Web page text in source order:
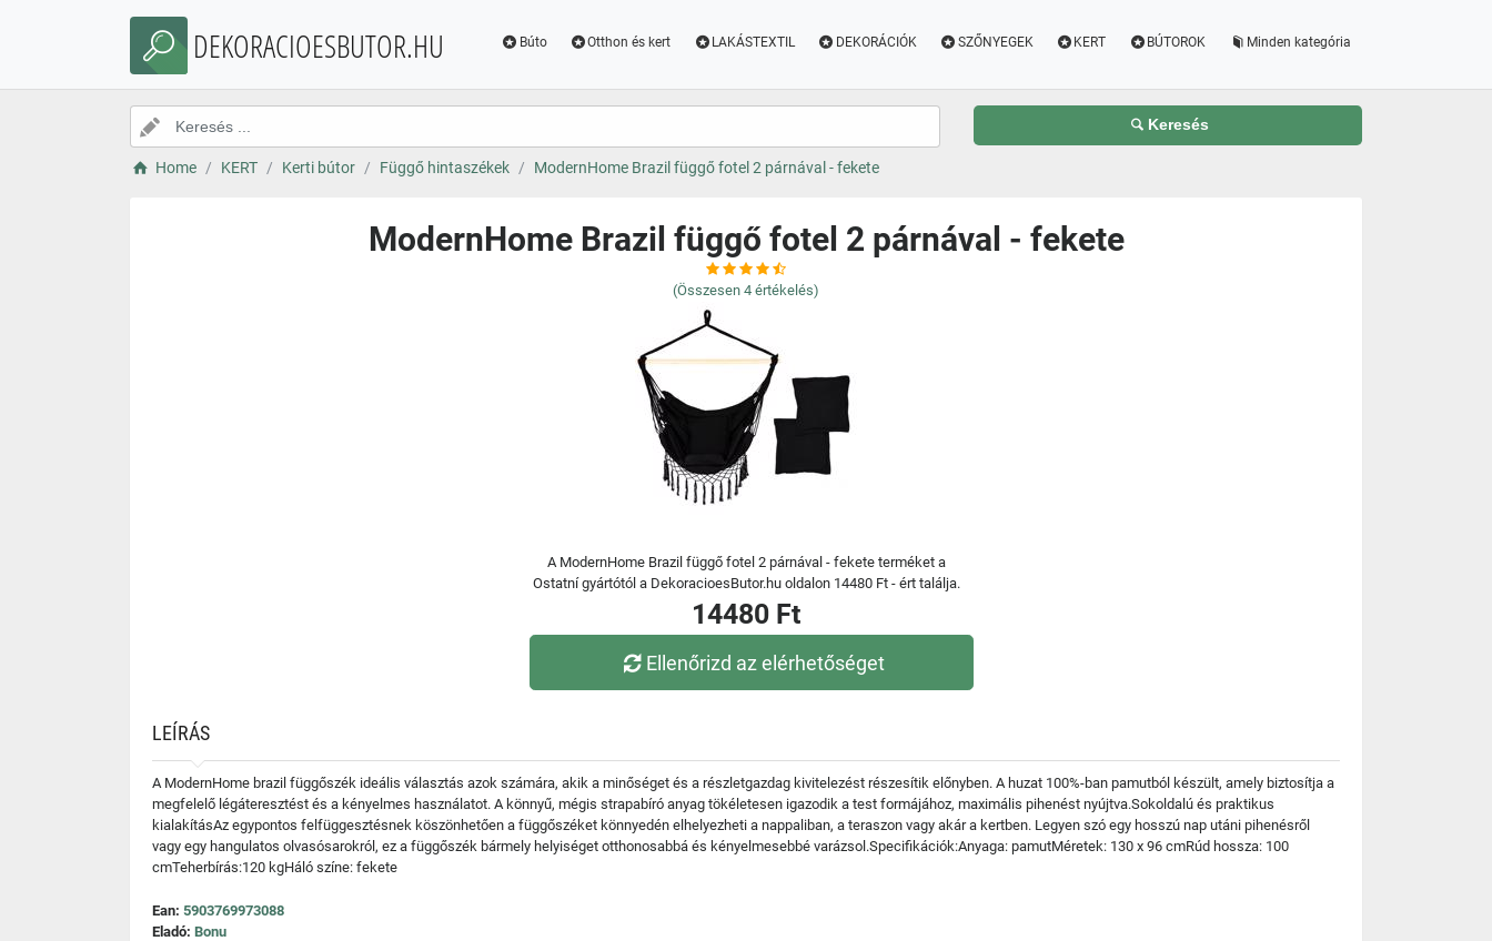
DEKORACIOESBUTOR.HU Búto Otthon és kert LAKÁSTEXTIL DEKORÁCIÓK SZŐNYEGEK KERT BÚTOROK Minden kategória
Keresés
Home KERT Kerti bútor Függő hintaszékek ModernHome Brazil függő fotel 2 párnával - fekete
ModernHome Brazil függő fotel 2 párnával - fekete
(Összesen 4 értékelés)
A ModernHome Brazil függő fotel 2 párnával - fekete terméket a
Ostatní gyártótól a DekoracioesButor.hu oldalon 14480 Ft - ért találja.
14480 Ft
Ellenőrizd az elérhetőséget
LEÍRÁS
A ModernHome brazil függőszék ideális választás azok számára, akik a minőséget és a részletgazdag kivitelezést részesítik előnyben. A huzat 100%-ban pamutból készült, amely biztosítja a
megfelelő légáteresztést és a kényelmes használatot. A könnyű, mégis strapabíró anyag tökéletesen igazodik a test formájához, maximális pihenést nyújtva.Sokoldalú és praktikus
kialakításAz egypontos felfüggesztésnek köszönhetően a függőszéket könnyedén elhelyezheti a nappaliban, a teraszon vagy akár a kertben. Legyen szó egy hosszú nap utáni pihenésről
vagy egy hangulatos olvasósarokról, ez a függőszék bármely helyiséget otthonosabbá és kényelmesebbé varázsol.Specifikációk:Anyaga: pamutMéretek: 130 x 96 cmRúd hossza: 100
cmTeherbírás:120 kgHáló színe: fekete
Ean: 5903769973088
Eladó: Bonu